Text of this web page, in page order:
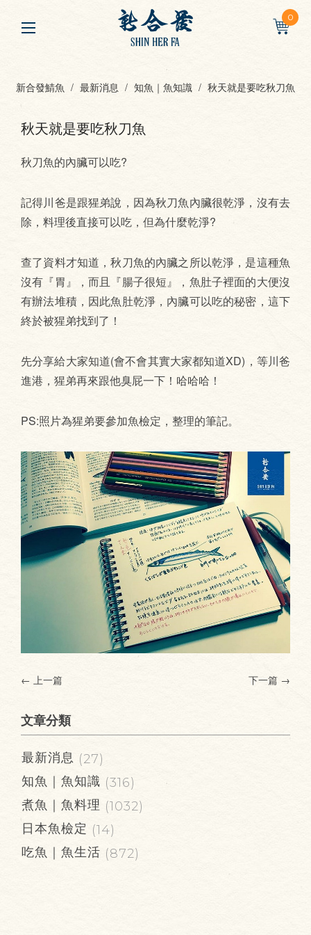
0
新合發鯖魚 最新消息 知魚｜魚知識 秋天就是要吃秋刀魚
秋天就是要吃秋刀魚
秋刀魚的內臟可以吃?
記得川爸是跟猩弟說，因為秋刀魚內臟很乾淨，沒有去
除，料理後直接可以吃，但為什麼乾淨?
查了資料才知道，秋刀魚的內臟之所以乾淨，是這種魚
沒有『胃』，而且『腸子很短』，魚肚子裡面的大便沒
有辦法堆積，因此魚肚乾淨，內臟可以吃的秘密，這下
終於被猩弟找到了！
先分享給大家知道(會不會其實大家都知道XD)，等川爸
進港，猩弟再來跟他臭屁一下！哈哈哈！
PS:照片為猩弟要參加魚檢定，整理的筆記。
← 上一篇 下一篇 →
文章分類
最新消息 (27)
知魚｜魚知識 (316)
煮魚｜魚料理 (1032)
日本魚檢定 (14)
吃魚｜魚生活 (872)